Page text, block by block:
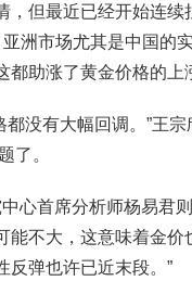
，但最近已经开始连续
洲市场尤其是中国的
都助涨了黄金价格的上
都没有大幅回调。”王
了。
心首席分析师杨易君
能不大，这意味着金
反弹也许已近末段。”